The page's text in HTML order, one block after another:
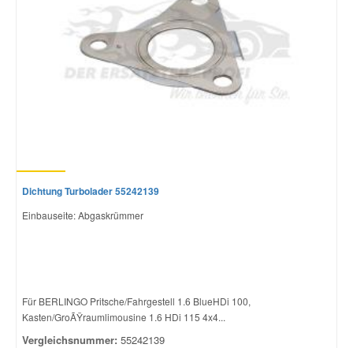
Dichtung Turbolader 55242139
Einbauseite: Abgaskrümmer
Für BERLINGO Pritsche/Fahrgestell 1.6 BlueHDi 100,
Kasten/GroÃŸraumlimousine 1.6 HDi 115 4x4...
Vergleichsnummer: 55242139